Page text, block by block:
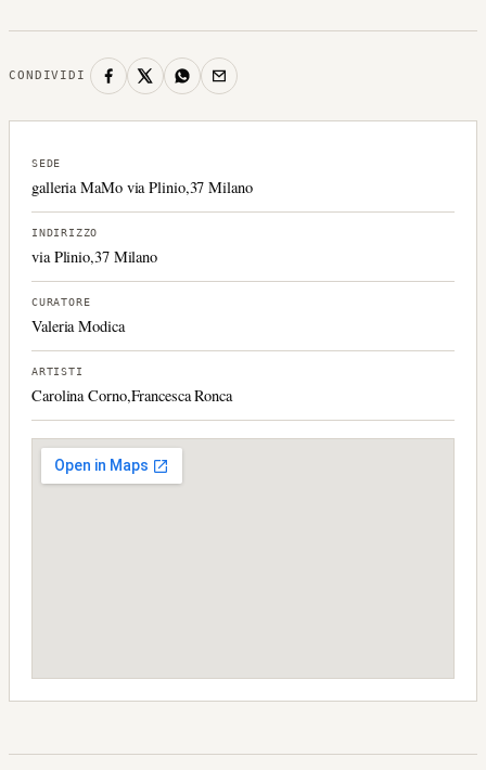
CONDIVIDI
SEDE
galleria MaMo via Plinio,37 Milano
INDIRIZZO
via Plinio,37 Milano
CURATORE
Valeria Modica
ARTISTI
Carolina Corno,Francesca Ronca